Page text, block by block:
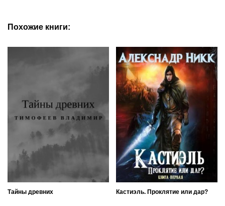
Похожие книги:
Тайны древних Кастиэль. Проклятие или дар?